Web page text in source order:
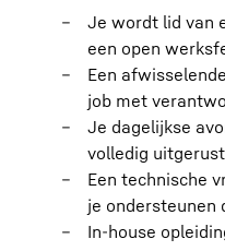
Je wordt lid van
een open
Een afwisselende
job met
Je dagelijkse
volledig
Een technische
je ondersteunen
In-house